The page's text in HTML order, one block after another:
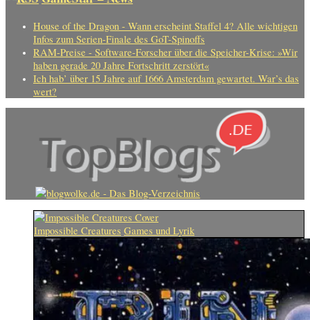
House of the Dragon - Wann erscheint Staffel 4? Alle wichtigen
Infos zum Serien-Finale des GoT-Spinoffs
RAM-Preise - Software-Forscher über die Speicher-Krise: »Wir
haben gerade 20 Jahre Fortschritt zerstört«
Ich hab’ über 15 Jahre auf 1666 Amsterdam gewartet. War’s das
wert?
Impossible Creatures Games und Lyrik